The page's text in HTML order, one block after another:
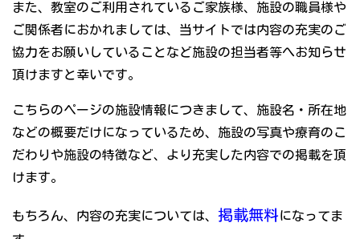
また、教室のご利用されているご家族様、施設の職員様や
ご関係者におかれましては、当サイトでは内容の充実のご
協力をお願いしていることなど施設の担当者等へお知らせ
頂けますと幸いです。
こちらのページの施設情報につきまして、施設名・所在地
などの概要だけになっているため、施設の写真や療育のこ
だわりや施設の特徴など、より充実した内容での掲載を頂
けます。
もちろん、内容の充実については、 掲載無料になってま